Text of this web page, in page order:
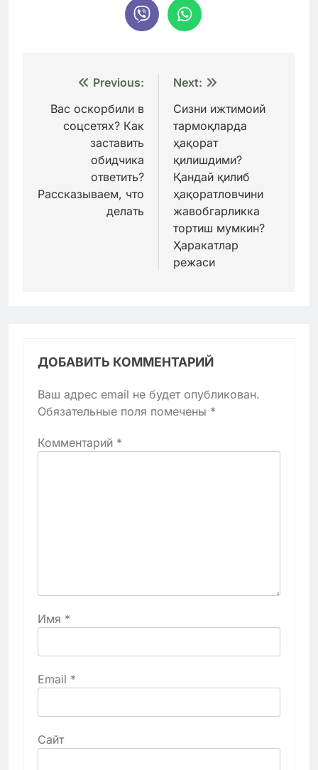
Навигация
по
записям
Previous:
Вас оскорбили в
соцсетях? Как
заставить
обидчика
ответить?
Рассказываем, что
делать
Next:
Сизни ижтимоий
тармоқларда
ҳақорат
қилишдими?
Қандай қилиб
ҳақоратловчини
жавобгарликка
тортиш мумкин?
Ҳаракатлар
режаси
ДОБАВИТЬ КОММЕНТАРИЙ
Ваш адрес email не будет опубликован.
Обязательные поля помечены *
Комментарий *
Имя *
Email *
Сайт